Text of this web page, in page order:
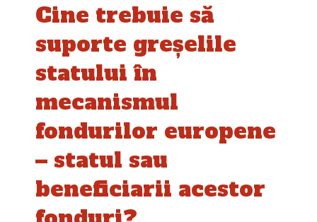
Cine trebuie să
suporte greșelile
statului în
mecanismul
fondurilor europene
– statul sau
beneficiarii acestor